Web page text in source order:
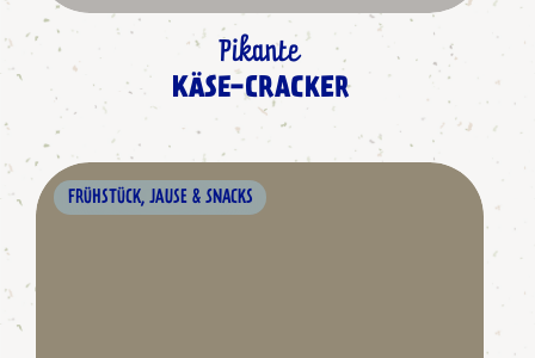
Pikante
KÄSE-CRACKER
FRÜHSTÜCK, JAUSE & SNACKS